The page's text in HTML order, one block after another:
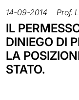
14-09-2014 Prof.
IL
DINIEGO DI
LA
STATO.